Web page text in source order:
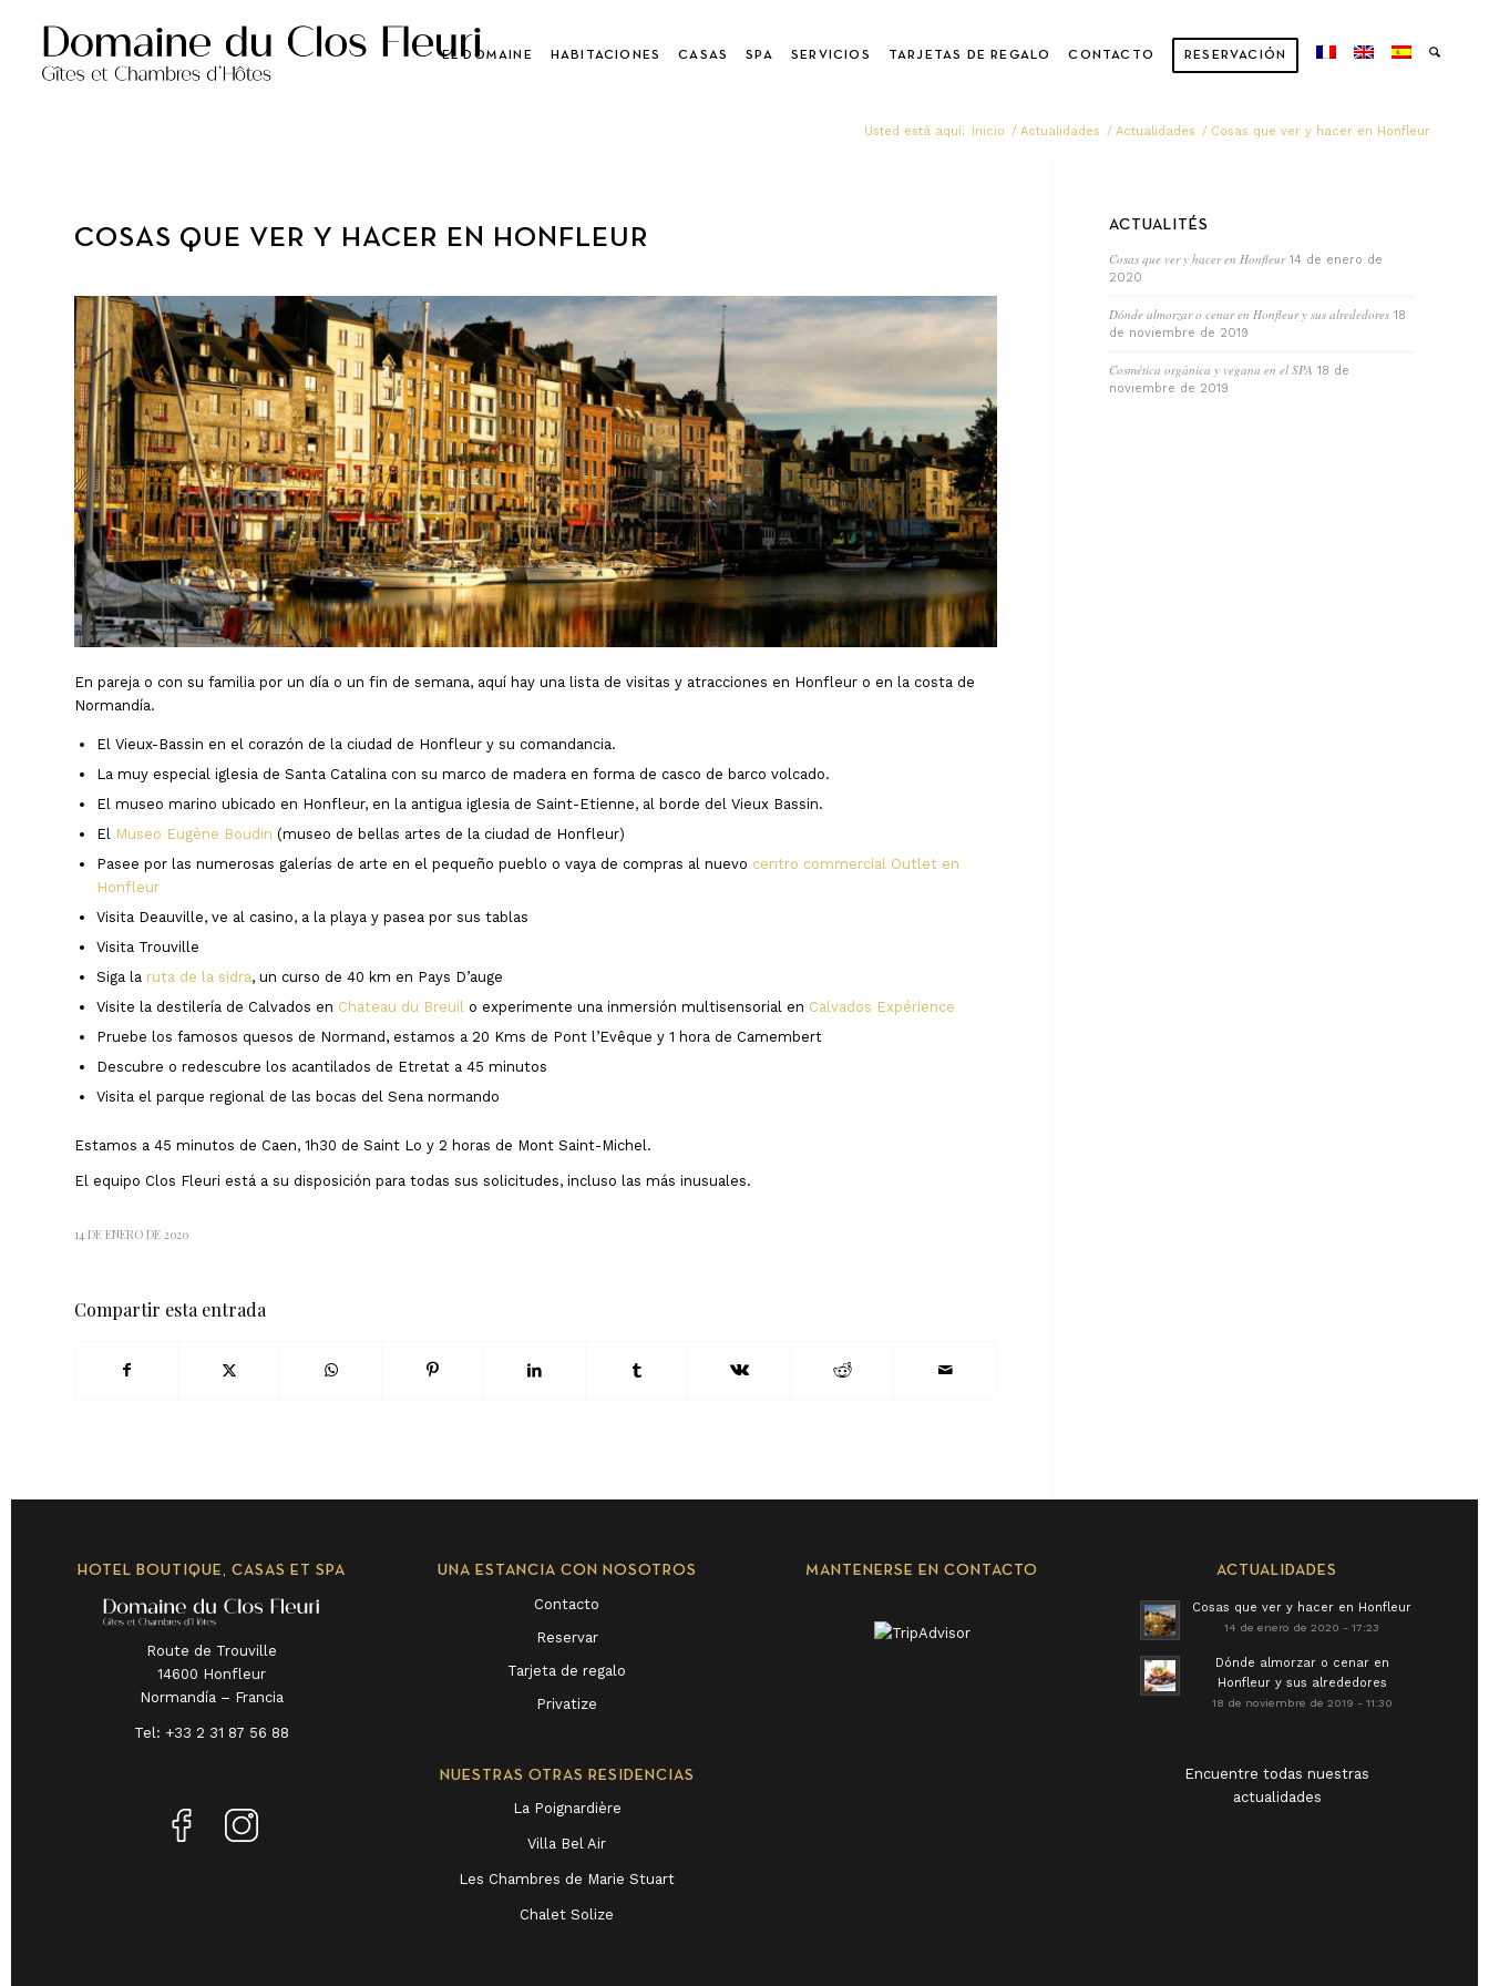
EL DOMAINE HABITACIONES CASAS SPA SERVICIOS TARJETAS DE REGALO CONTACTO RESERVACIÓN
Usted está aquí: Inicio / Actualidades / Actualidades / Cosas que ver y hacer en Honfleur
COSAS QUE VER Y HACER EN HONFLEUR
En pareja o con su familia por un día o un fin de semana, aquí hay una lista de visitas y atracciones en Honfleur o en la costa de
Normandía.
El Vieux-Bassin en el corazón de la ciudad de Honfleur y su comandancia.
La muy especial iglesia de Santa Catalina con su marco de madera en forma de casco de barco volcado.
El museo marino ubicado en Honfleur, en la antigua iglesia de Saint-Etienne, al borde del Vieux Bassin.
El Museo Eugène Boudin (museo de bellas artes de la ciudad de Honfleur)
Pasee por las numerosas galerías de arte en el pequeño pueblo o vaya de compras al nuevo centro commercial Outlet en
Honfleur
Visita Deauville, ve al casino, a la playa y pasea por sus tablas
Visita Trouville
Siga la ruta de la sidra, un curso de 40 km en Pays D’auge
Visite la destilería de Calvados en Chateau du Breuil o experimente una inmersión multisensorial en Calvados Expérience
Pruebe los famosos quesos de Normand, estamos a 20 Kms de Pont l’Evêque y 1 hora de Camembert
Descubre o redescubre los acantilados de Etretat a 45 minutos
Visita el parque regional de las bocas del Sena normando
Estamos a 45 minutos de Caen, 1h30 de Saint Lo y 2 horas de Mont Saint-Michel.
El equipo Clos Fleuri está a su disposición para todas sus solicitudes, incluso las más inusuales.
14 DE ENERO DE 2020
Compartir esta entrada
ACTUALITÉS
Cosas que ver y hacer en Honfleur 14 de enero de
2020
Dónde almorzar o cenar en Honfleur y sus alrededores 18
de noviembre de 2019
Cosmética orgánica y vegana en el SPA 18 de
noviembre de 2019
HOTEL BOUTIQUE, CASAS ET SPA
Route de Trouville
14600 Honfleur
Normandía – Francia
Tel: +33 2 31 87 56 88
UNA ESTANCIA CON NOSOTROS
Contacto
Reservar
Tarjeta de regalo
Privatize
NUESTRAS OTRAS RESIDENCIAS
La Poignardière
Villa Bel Air
Les Chambres de Marie Stuart
Chalet Solize
MANTENERSE EN CONTACTO ACTUALIDADES
Cosas que ver y hacer en Honfleur
14 de enero de 2020 - 17:23
Dónde almorzar o cenar en
Honfleur y sus alrededores
18 de noviembre de 2019 - 11:30
Encuentre todas nuestras
actualidades